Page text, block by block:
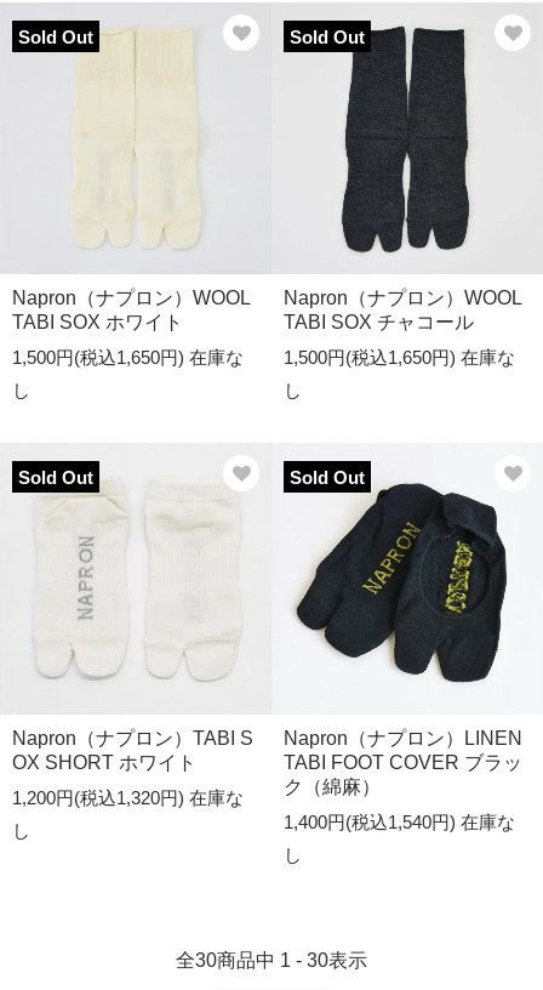
Sold Out
Napron（ナプロン）WOOL
TABI SOX ホワイト
1,500円(税込1,650円) 在庫な
し
Sold Out
Napron（ナプロン）WOOL
TABI SOX チャコール
1,500円(税込1,650円) 在庫な
し
Sold Out
Napron（ナプロン）TABI S
OX SHORT ホワイト
1,200円(税込1,320円) 在庫な
し
Sold Out
Napron（ナプロン）LINEN
TABI FOOT COVER ブラッ
ク（綿麻）
1,400円(税込1,540円) 在庫な
し
全30商品中 1 - 30表示